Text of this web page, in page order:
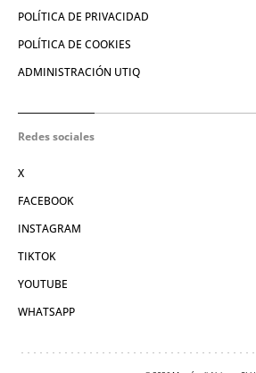
POLÍTICA DE PRIVACIDAD
POLÍTICA DE COOKIES
ADMINISTRACIÓN UTIQ
Redes sociales
X
FACEBOOK
INSTAGRAM
TIKTOK
YOUTUBE
WHATSAPP